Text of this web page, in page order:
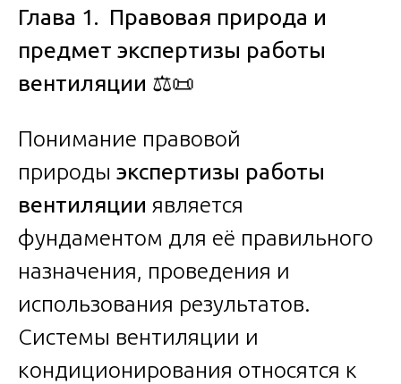
Глава 1. Правовая природа и
предмет экспертизы работы
вентиляции ⚖️📜
Понимание правовой
природы экспертизы работы
вентиляции является
фундаментом для её правильного
назначения, проведения и
использования результатов.
Системы вентиляции и
кондиционирования относятся к